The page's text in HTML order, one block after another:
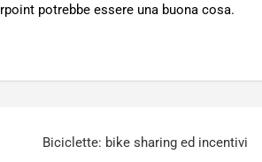
potrebbe essere una buona cosa.
Biciclette: bike sharing ed incentivi